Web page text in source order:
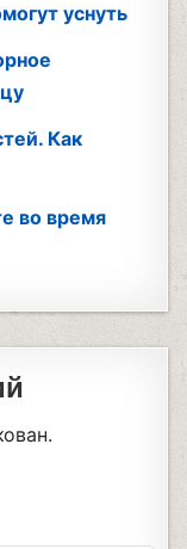
уснуть
Как
во время